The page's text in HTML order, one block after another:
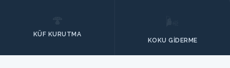
KÜF KURUTMA
KOKU GIDERME